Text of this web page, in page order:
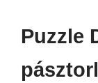
Puzzle